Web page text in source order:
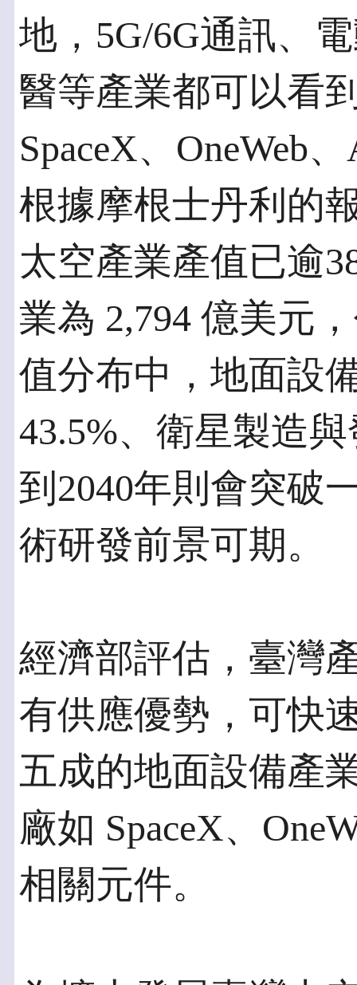
地，5G/6G通訊、
醫等產業都可以看
SpaceX、OneWeb
根據摩根士丹利的
太空產業產值已逾
業為 2,794 億美元
值分布中，地面設
43.5%、衛星製造
到2040年則會突破
術研發前景可期。
經濟部評估，臺灣
有供應優勢，可快
五成的地面設備產
廠如 SpaceX、
相關元件。